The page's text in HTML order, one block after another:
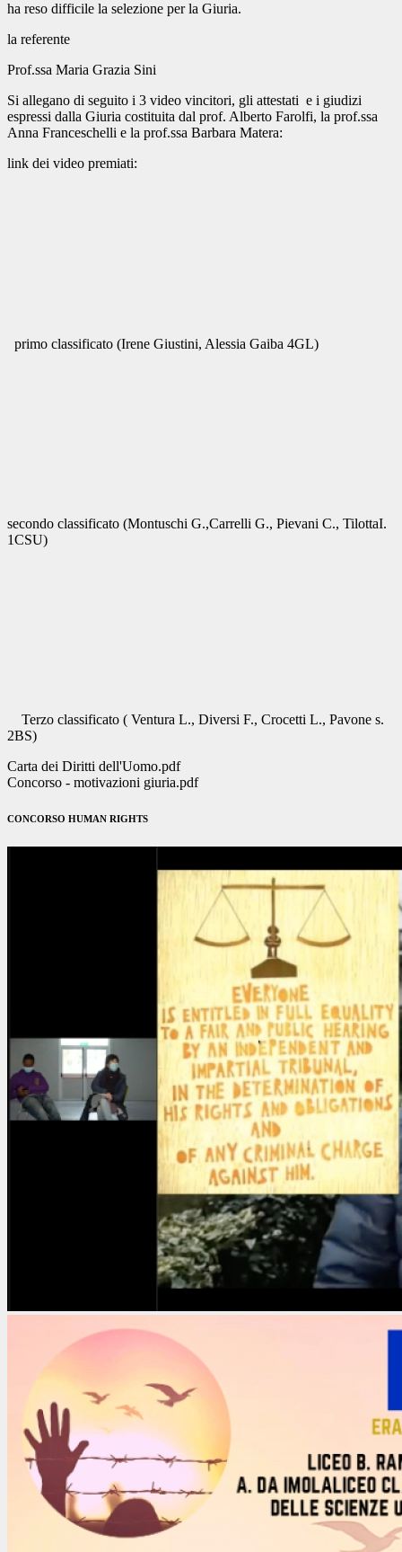
ha reso difficile la selezione per la Giuria.
la referente
Prof.ssa Maria Grazia Sini
Si allegano di seguito i 3 video vincitori, gli attestati e i giudizi
espressi dalla Giuria costituita dal prof. Alberto Farolfi, la prof.ssa
Anna Franceschelli e la prof.ssa Barbara Matera:
link dei video premiati:
primo classificato (Irene Giustini, Alessia Gaiba 4GL)
secondo classificato (Montuschi G.,Carrelli G., Pievani C., TilottaI.
1CSU)
Terzo classificato ( Ventura L., Diversi F., Crocetti L., Pavone s.
2BS)
Carta dei Diritti dell'Uomo.pdf
Concorso - motivazioni giuria.pdf
CONCORSO HUMAN RIGHTS